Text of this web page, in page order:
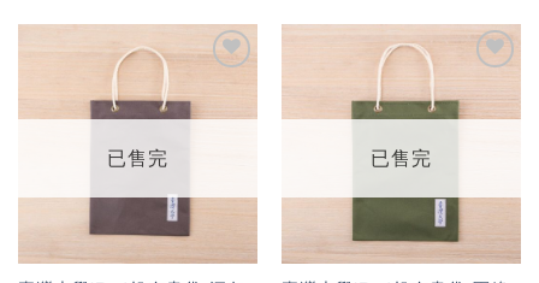
望輕
已售完
「願
望輕
已售完